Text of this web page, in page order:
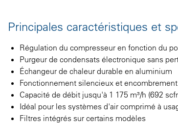
Principales caractéristiques et
Régulation du compresseur en fonction du
Purgeur de condensats électronique sans
Échangeur de chaleur durable en aluminium
Fonctionnement silencieux et
Capacité de débit jusqu'à 1 175 m³/h (692
Idéal pour les systèmes d'air comprimé à
Filtres intégrés sur certains modèles